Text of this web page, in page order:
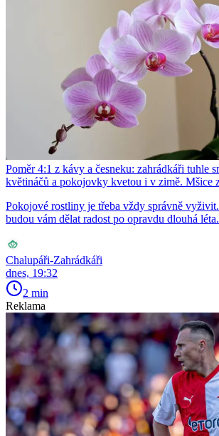
Poměr 4:1 z kávy a česneku: zahrádkáři tuhle
květináčů a pokojovky kvetou i v zimě. Mšice
Pokojové rostliny je třeba vždy správně
budou vám dělat radost po opravdu dlouhá léta.
Chalupáři-Zahrádkáři
dnes, 19:32
2 min
Reklama